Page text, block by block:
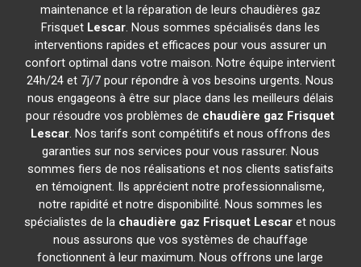
maintenance et la réparation de leurs chaudières gaz
Frisquet Lescar. Nous sommes spécialisés dans les
interventions rapides et efficaces pour vous assurer un
confort optimal dans votre maison. Notre équipe intervient
24h/24 et 7j/7 pour répondre à vos besoins urgents. Nous
nous engageons à être sur place dans les meilleurs délais
pour résoudre vos problèmes de chaudière gaz Frisquet
Lescar. Nos tarifs sont compétitifs et nous offrons des
garanties sur nos services pour vous rassurer. Nous
sommes fiers de nos réalisations et nos clients satisfaits
en témoignent. Ils apprécient notre professionnalisme,
notre rapidité et notre disponibilité. Nous sommes les
spécialistes de la chaudière gaz Frisquet Lescar et nous
nous assurons que vos systèmes de chauffage
fonctionnent à leur maximum. Nous offrons une large